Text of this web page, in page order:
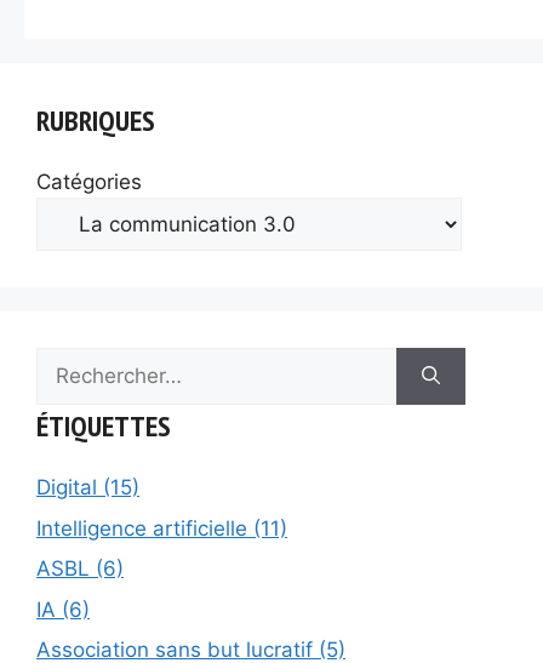
RUBRIQUES
Catégories
Rechercher :
ÉTIQUETTES
Digital (15)
Intelligence artificielle (11)
ASBL (6)
IA (6)
Association sans but lucratif (5)